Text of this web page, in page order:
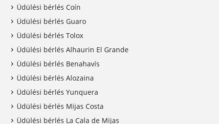
Üdülési bérlés Coín
Üdülési bérlés Guaro
Üdülési bérlés Tolox
Üdülési bérlés Alhaurin El Grande
Üdülési bérlés Benahavís
Üdülési bérlés Alozaina
Üdülési bérlés Yunquera
Üdülési bérlés Mijas Costa
Üdülési bérlés La Cala de Mijas